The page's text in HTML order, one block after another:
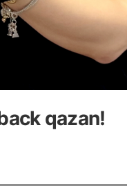
qazan!
( Rəylər)
Çəki
15.00